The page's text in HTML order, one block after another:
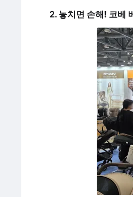
2. 놓치면 손해! 코베